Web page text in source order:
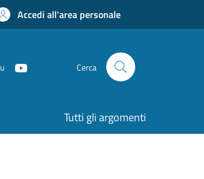
Accedi all'area personale
Cerca
Tutti gli argomenti